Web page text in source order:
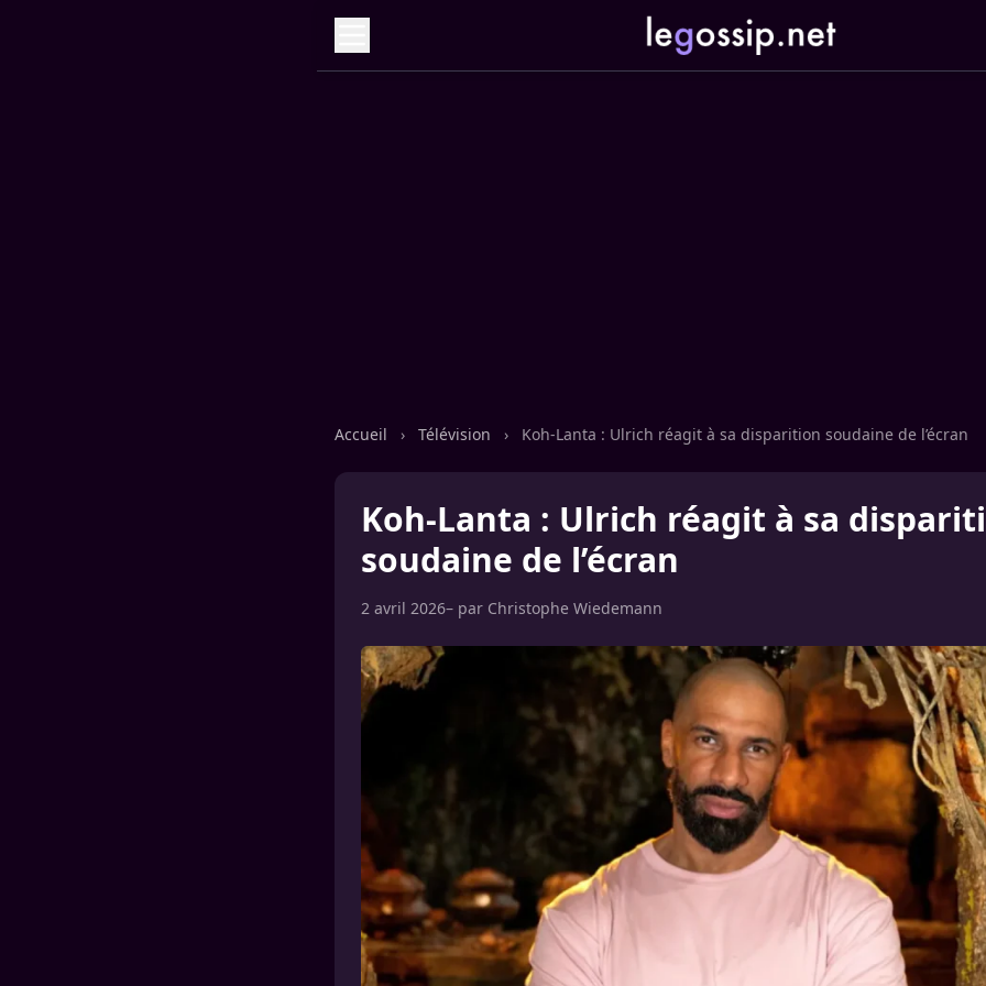
Accueil › Télévision › Koh-Lanta : Ulrich réagit à sa disparition soudaine de l’écran
Koh-Lanta : Ulrich réagit à sa
soudaine de l’écran
2 avril 2026– par Christophe Wiedemann